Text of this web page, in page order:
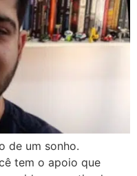
de um sonho.
tem o apoio que